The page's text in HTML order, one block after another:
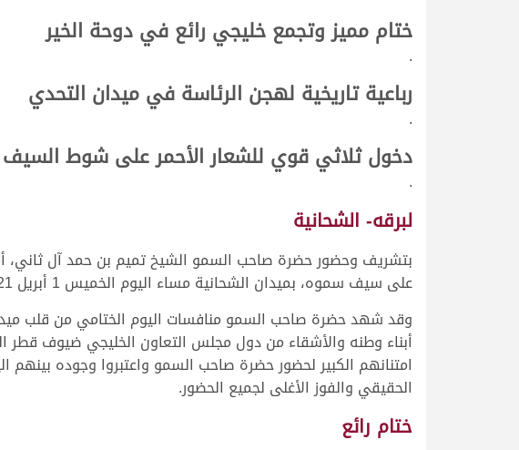
ختام مميز وتجمع خليجي رائع في دوحة الخير
.
رباعية تاريخية لهجن الرئاسة في ميدان التحدي
.
دخول ثلاثي قوي للشعار الأحمر على شوط
.
لبرقه- الشحانية
بتشريف وحضور حضرة صاحب السمو الشيخ تميم بن حمد آل ثاني،
على سيف سموه، بميدان الشحانية مساء اليوم الخميس 1 أبريل 2021.
وقد شهد حضرة صاحب السمو منافسات اليوم الختامي من قلب
أبناء وطنه والأشقاء من دول مجلس التعاون الخليجي ضيوف قطر
امتنانهم الكبير لحضور حضرة صاحب السمو واعتبروا وجوده بينهم
الحقيقي والفوز الأغلى لجميع الحضور.
ختام رائع